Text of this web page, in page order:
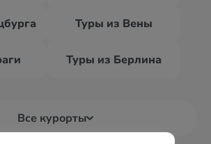
Туры из Вены
Туры из Берлина
Все курорты